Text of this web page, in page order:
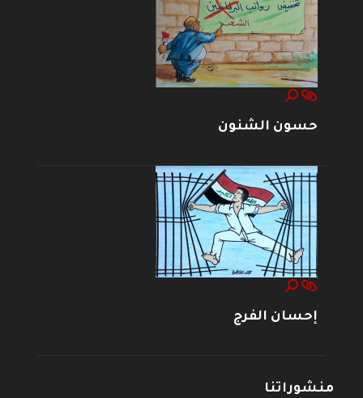
حسون الشنون
إحسان الفرج
منشوراتنا